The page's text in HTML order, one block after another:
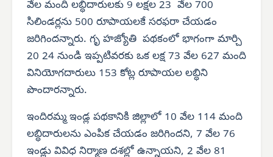
వేల మంది లబ్ధిదారులకు 9 లక్షల 23 వేల 700
సిలిండర్లను 500 రూపాయలకే సరఫరా చేయడం
జరిగిందన్నారు. గృ హజ్యోతి పథకంలో భాగంగా మార్చి
20 24 నుండి ఇప్పటివరకు ఒక లక్ష 73 వేల 627 మంది
వినియోగదారులు 153 కోట్ల రూపాయల లబ్ధిని
పొందారన్నారు.
ఇందిరమ్మ ఇండ్ల పథకానికి జిల్లాలో 10 వేల 114 మంది
లబ్ధిదారులను ఎంపిక చేయడం జరిగిందని, 7 వేల 76
ఇండ్లు వివిధ నిర్మాణ దశల్లో ఉన్నాయని, 2 వేల 81